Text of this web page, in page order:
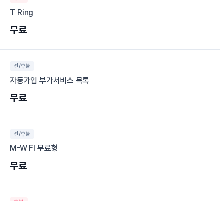
T Ring
무료
선/후불
자동가입 부가서비스 목록
무료
선/후불
M-WIFI 무료형
무료